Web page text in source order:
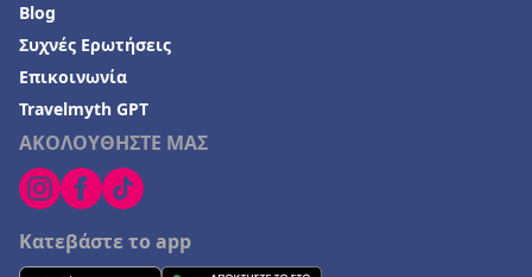
ΑΚΟΛΟΥΘΗΣΤΕ ΜΑΣ
Κατεβάστε το app
Blog
Συχνές Ερωτήσεις
Επικοινωνία
Travelmyth GPT